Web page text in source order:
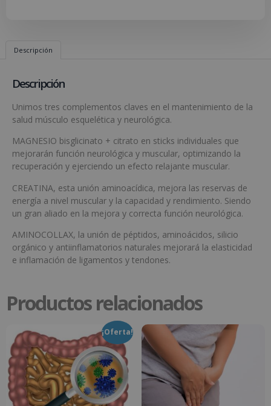
Descripción
Descripción
Unimos tres complementos claves en el mantenimiento de la
salud músculo esquelética y neurológica.
MAGNESIO bisglicinato + citrato en sticks individuales que
mejorarán función neurológica y muscular, optimizando la
recuperación y ejerciendo un efecto relajante muscular.
CREATINA, esta unión aminoacídica, mejora las reservas de
energía a nivel muscular y la capacidad y rendimiento. Siendo
un gran aliado en la mejora y correcta función neurológica.
AMINOCOLLAX, la unión de péptidos, aminoácidos, silicio
orgánico y antiinflamatorios naturales mejorará la elasticidad
e inflamación de ligamentos y tendones.
Productos relacionados
¡Oferta!